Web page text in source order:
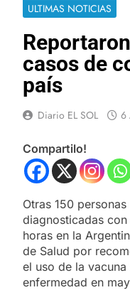
ULTIMAS NOTICIAS
casos de
país
Diario EL SOL 6
Compartilo!
Otras 150
diagnosticadas
horas en la
de Salud por
el uso de la
enfermedad en